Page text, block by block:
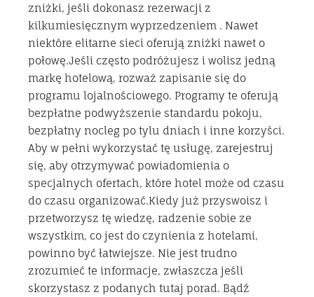
zniżki, jeśli dokonasz rezerwacji z
kilkumiesięcznym wyprzedzeniem . Nawet
niektóre elitarne sieci oferują zniżki nawet o
połowę.Jeśli często podróżujesz i wolisz jedną
markę hotelową, rozważ zapisanie się do
programu lojalnościowego. Programy te oferują
bezpłatne podwyższenie standardu pokoju,
bezpłatny nocleg po tylu dniach i inne korzyści.
Aby w pełni wykorzystać tę usługę, zarejestruj
się, aby otrzymywać powiadomienia o
specjalnych ofertach, które hotel może od czasu
do czasu organizować.Kiedy już przyswoisz i
przetworzysz tę wiedzę, radzenie sobie ze
wszystkim, co jest do czynienia z hotelami,
powinno być łatwiejsze. Nie jest trudno
zrozumieć te informacje, zwłaszcza jeśli
skorzystasz z podanych tutaj porad. Bądź